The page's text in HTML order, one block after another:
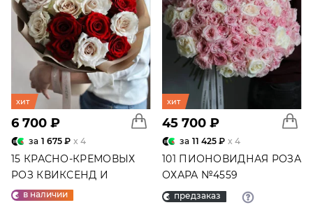
хит
6 700 ₽
за 1 675 ₽ x 4
15 КРАСНО-КРЕМОВЫХ
РОЗ КВИКСЕНД И
ЭКСПЛОРЕР №8467
в наличии
хит
45 700 ₽
за 11 425 ₽ x 4
101 ПИОНОВИДНАЯ РОЗА
ОХАРА №4559
предзаказ